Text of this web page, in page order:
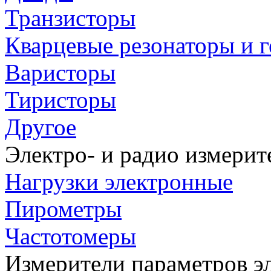
Транзисторы
Кварцевые резонаторы и
Варисторы
Тиристоры
Другое
Электро- и радио
Нагрузки электронные
Пирометры
Частотомеры
Измерители параметров